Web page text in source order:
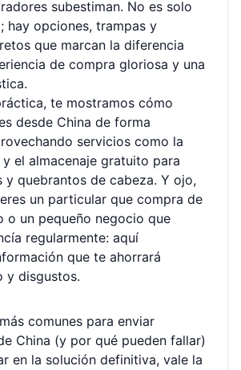
subestiman. No es solo
hay opciones, trampas y
que marcan la diferencia
de compra gloriosa y una
te mostramos cómo
desde China de forma
servicios como la
el almacenaje gratuito para
y quebrantos de cabeza. Y ojo,
un particular que compra de
o un pequeño negocio que
regularmente: aquí
que te ahorrará
y disgustos.
comunes para enviar
China (y por qué pueden fallar)
en la solución definitiva, vale la